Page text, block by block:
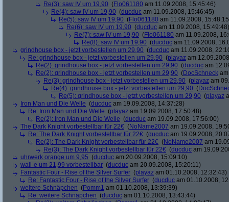
Re(3): saw IV um 19,90 (Flo061180 am 11.09.2008, 15:45:46)
Re(4): saw IV um 19,90 (ducduc am 11.09.2008, 15:46:45)
Re(5): saw IV um 19,90 (Flo061180 am 11.09.2008,
Re(6): saw IV um 19,90 (ducduc am 11.09.2008, 15:49:48)
Re(7): saw IV um 19,90 (Flo061180 am 11.09.2008,
Re(8): saw IV um 19,90 (ducduc am 11.09.2008,
grindhouse box - jetzt vorbestellen um 29,90 (ducduc am 11.09.2008,
Re: grindhouse box - jetzt vorbestellen um 29,90 (playaz am
Re(2): grindhouse box - jetzt vorbestellen um 29,90 (ducduc am
Re(2): grindhouse box - jetzt vorbestellen um 29,90 (DocSchneck
Re(3): grindhouse box - jetzt vorbestellen um 29,90 (playaz am
Re(4): grindhouse box - jetzt vorbestellen um 29,90 (
Re(5): grindhouse box - jetzt vorbestellen um 29,90 (playaz
Iron Man und Die Welle (ducduc am 19.09.2008, 14:37:28)
Re: Iron Man und Die Welle (playaz am 19.09.2008, 17:50:48)
Re(2): Iron Man und Die Welle (ducduc am 19.09.2008, 17:56:00)
The Dark Knight vorbestellbar für 22€ (NoName2007 am 19.09.2008,
Re: The Dark Knight vorbestellbar für 22€ (ducduc am 19.09.2008,
Re(2): The Dark Knight vorbestellbar für 22€ (NoName2007 am
Re(3): The Dark Knight vorbestellbar für 22€ (ducduc am
uhrwerk orange um 9,95 (ducduc am 20.09.2008, 15:09:10)
wall-e um 21,99 vorbestellbar (ducduc am 20.09.2008, 15:20:11)
Fantastic Four - Rise of the Silver Surfer (playaz am 01.10.2008, 12:32:43)
Re: Fantastic Four - Rise of the Silver Surfer (ducduc am 01.10.2008,
weitere Schnäpchen (Pomm1 am 01.10.2008, 13:39:39)
Re: weitere Schnäpchen (ducduc am 01.10.2008, 13:43:44)